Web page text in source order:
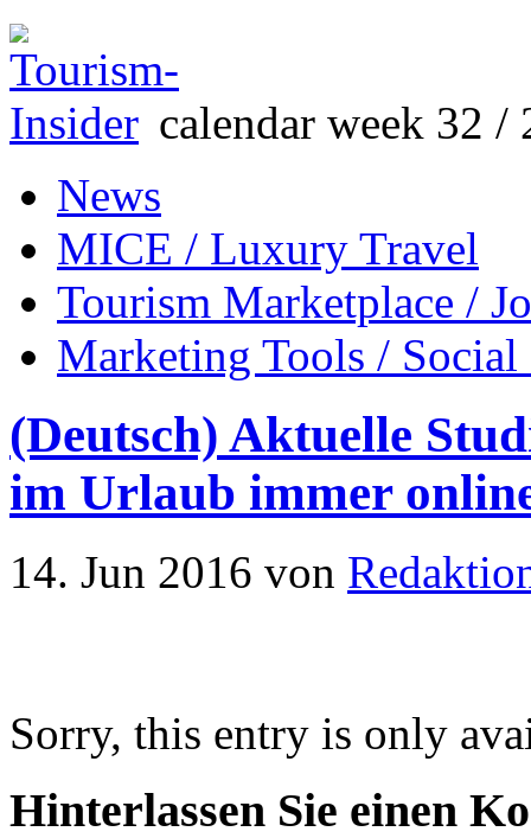
calendar week 32 /
News
MICE / Luxury Travel
Tourism Marketplace /
Marketing Tools /
(Deutsch) Aktuelle
im Urlaub immer
14. Jun 2016 von
Sorry, this entry is only
Hinterlassen Sie einen